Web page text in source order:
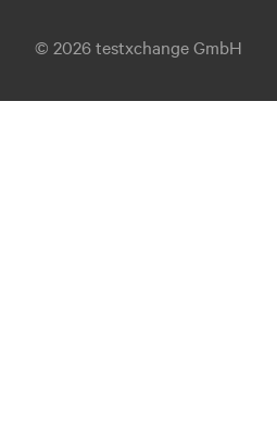
© 2026 testxchange GmbH